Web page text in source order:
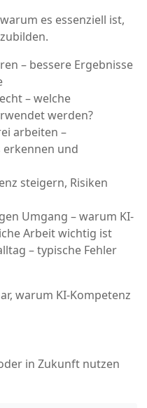
es essenziell ist,
– bessere Ergebnisse
– welche
werden?
arbeiten –
und
steigern, Risiken
Umgang – warum KI-
Arbeit wichtig ist
– typische Fehler
warum KI-Kompetenz
in Zukunft nutzen